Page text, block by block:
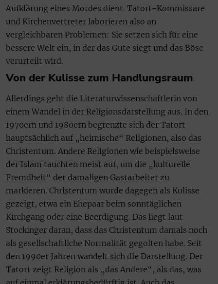
Aufklärung eines Mordes dient. Tatort-Kommissare
und Kirchenvertreter laborieren also an
vergleichbaren Problemen: Sie setzen sich für eine
bessere Welt ein, in der das Gute siegt und das Böse
verurteilt wird.
Von der Kulisse zum Handlungsraum
Allerdings geht die Literaturwissenschaftlerin von
einem Wandel in der Religionsdarstellung aus. In den
1970ern und 1980ern begrenzte sich der Tatort
hauptsächlich auf „heimische“ Religionen, also das
Christentum. Andere Religionen wie beispielsweise
der Islam tauchten meist auf, um die „kulturelle
Fremdheit“ der damaligen Gastarbeiter zu
markieren. Christentum wurde dagegen als Kulisse
gezeigt, etwa ein Ehepaar beim sonntäglichen
Kirchgang oder eine Beerdigung. Das liegt laut
Stockinger daran, dass das Christentum damals noch
als gesellschaftliche Normalität gegolten habe. Seit
den 1990er Jahren wandelt sich die Darstellung. Der
Tatort zeigt Religion als „das Andere“, als das, was